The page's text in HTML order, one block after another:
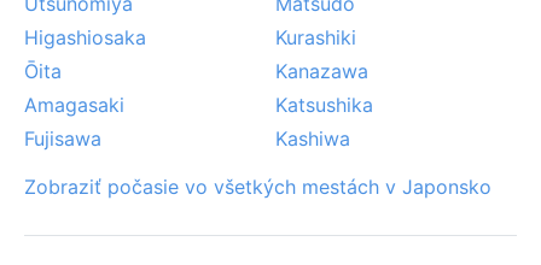
Higashiosaka
Kurashiki
Ōita
Kanazawa
Amagasaki
Katsushika
Fujisawa
Kashiwa
Zobraziť počasie vo všetkých mestách v Japonsko